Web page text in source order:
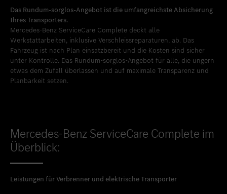
Das Rundum-sorglos-Angebot ist die umfangreichste Absicherung
Ihres Transporters.
Mercedes-Benz ServiceCare Complete deckt alle
Werkstattarbeiten, inklusive Verschleissreparaturen, ab. Das
Fahrzeug ist nach Plan einsatzbereit und die Kosten sind sicher
unter Kontrolle. Das Rundum-sorglos-Angebot für alle, die ungern
etwas dem Zufall überlassen und auf maximale Transparenz und
Planbarkeit setzen.
Mercedes-Benz ServiceCare Complete im
Überblick:
Leistungen für Verbrenner und elektrische Transporter